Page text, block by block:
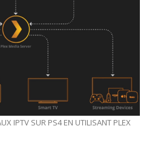
IPTV SUR PS4 EN UTILISANT PLEX